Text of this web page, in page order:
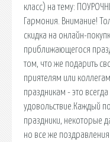
класс) на тему:
Гармония. Внимание!
скидка на онлайн-
приближающегося
том, что же подарить
приятелям или
праздникам - это
удовольствие.Каждый
праздники, некоторые
но все же